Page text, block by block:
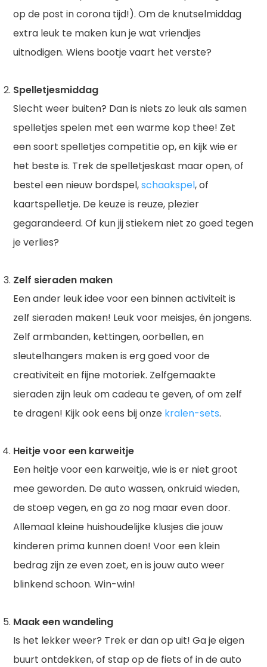
op de post in corona tijd!). Om de knutselmiddag
extra leuk te maken kun je wat vriendjes
uitnodigen. Wiens bootje vaart het verste?
Spelletjesmiddag
Slecht weer buiten? Dan is niets zo leuk als samen
spelletjes spelen met een warme kop thee! Zet
een soort spelletjes competitie op, en kijk wie er
het beste is. Trek de spelletjeskast maar open, of
bestel een nieuw bordspel,schaakspel, of
kaartspelletje. De keuze is reuze, plezier
gegarandeerd. Of kun jij stiekem niet zo goed tegen
je verlies?
Zelf sieraden maken
Een ander leuk idee voor een binnen activiteit is
zelf sieraden maken! Leuk voor meisjes, én jongens.
Zelf armbanden, kettingen, oorbellen, en
sleutelhangers maken is erg goed voor de
creativiteit en fijne motoriek. Zelfgemaakte
sieraden zijn leuk om cadeau te geven, of om zelf
te dragen! Kijk ook eens bij onze kralen-sets.
Heitje voor een karweitje
Een heitje voor een karweitje, wie is er niet groot
mee geworden. De auto wassen, onkruid wieden,
de stoep vegen, en ga zo nog maar even door.
Allemaal kleine huishoudelijke klusjes die jouw
kinderen prima kunnen doen! Voor een klein
bedrag zijn ze even zoet, en is jouw auto weer
blinkend schoon. Win-win!
Maak een wandeling
Is het lekker weer? Trek er dan op uit! Ga je eigen
buurt ontdekken, of stap op de fiets of in de auto